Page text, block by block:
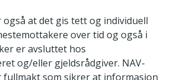
også at det gis tett og individuell
over tid og også i
er avsluttet hos
og/eller gjeldsrådgiver. NAV-
som sikrer at informasjon